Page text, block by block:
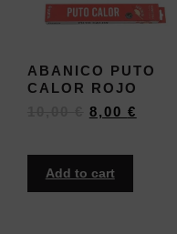
ABANICO PUTO
CALOR ROJO
8,00 €
Add to cart